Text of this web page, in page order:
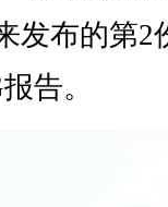
发布的第2
告。